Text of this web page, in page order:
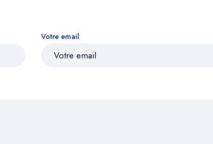
Votre email